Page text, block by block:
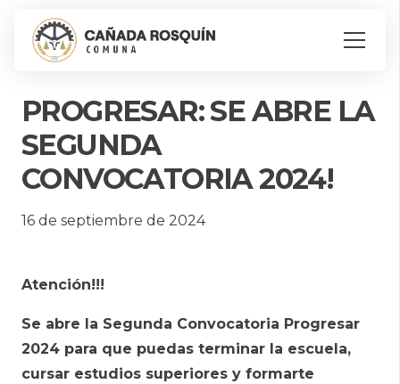
PROGRESAR: SE ABRE LA
SEGUNDA
CONVOCATORIA 2024!
16 de septiembre de 2024
Atención!!!
Se abre la Segunda Convocatoria Progresar
2024 para que puedas terminar la escuela,
cursar estudios superiores y formarte